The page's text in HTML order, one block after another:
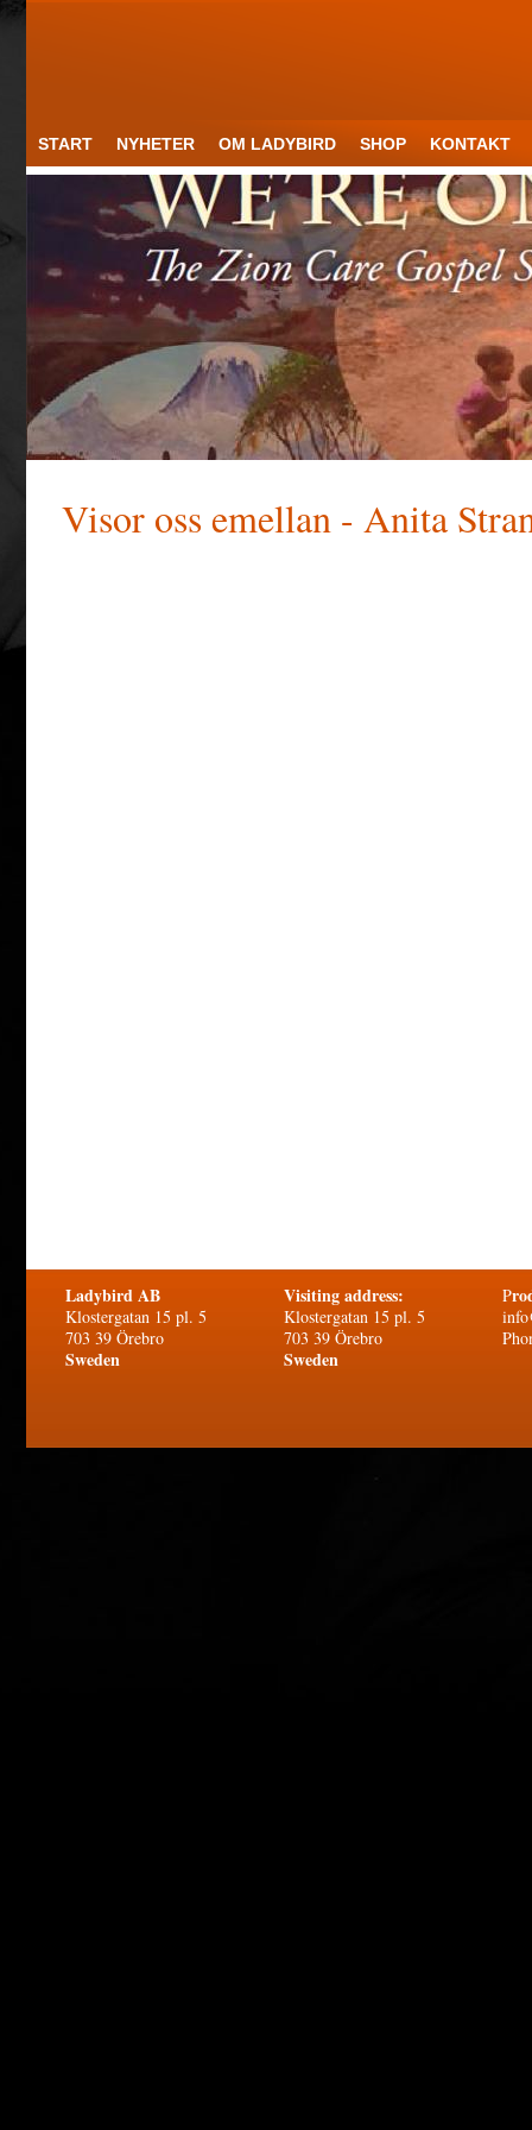
START NYHETER OM LADYBIRD SHOP KONTAKT
Visor oss emellan - Anita
Ladybird AB
Klostergatan 15 pl. 5
703 39 Örebro
Sweden
Visiting address:
Klostergatan 15 pl. 5
703 39 Örebro
Sweden
P